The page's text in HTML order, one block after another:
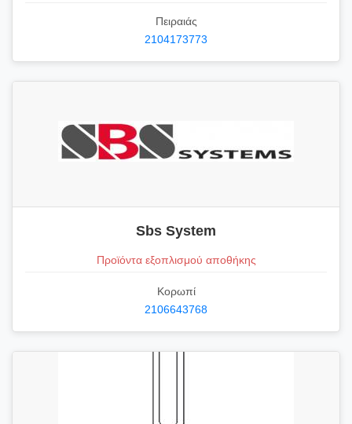
Πειραιάς
2104173773
Sbs System
Προϊόντα εξοπλισμού αποθήκης
Κορωπί
2106643768